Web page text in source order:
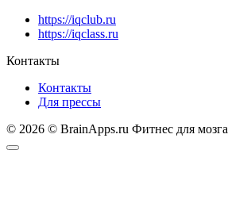
https://iqclub.ru
https://iqclass.ru
Контакты
Контакты
Для прессы
© 2026 © BrainApps.ru Фитнес для мозга